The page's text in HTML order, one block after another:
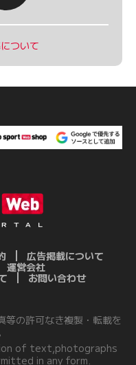
ついて
広告掲載について
運営会社
お問い合わせ
等の許可なき複製・転載を
of text,photographs
in any form.